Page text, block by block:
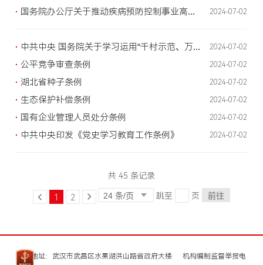
国务院办公厅关于推动疾病预防控制事业高质量发展的指导意见 2024-07-02
中共中央 国务院关于学习运用“千村示范、万村整治”工程经验有力有效推进乡村全面振兴的意见 2024-07-02
公平竞争审查条例 2024-07-02
湖北省种子条例 2024-07-02
生态保护补偿条例 2024-07-02
国有企业管理人员处分条例 2024-07-02
中共中央印发《党史学习教育工作条例》 2024-07-02
共 45 条记录
1 2 跳至 页 前往
联系地址：武汉市武昌区水果湖洪山路省政府大楼 机构编制监督举报电